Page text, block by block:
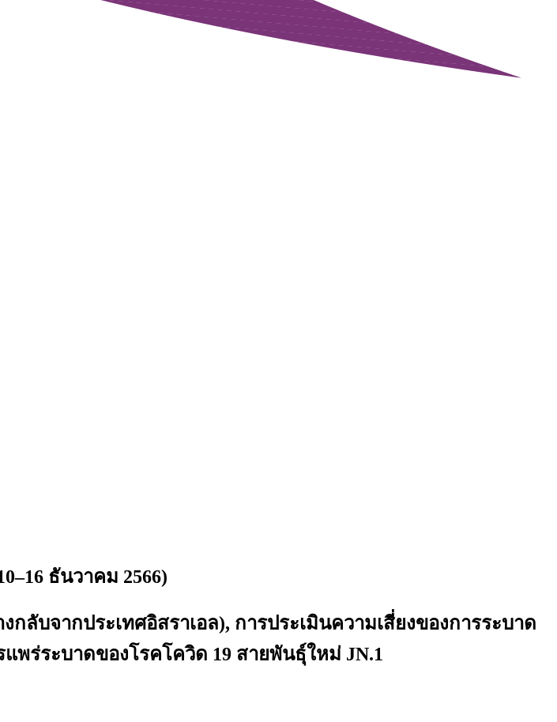
ธันวาคม 2566)
ลับจากประเทศอิสราเอล), การประเมินความเสี่ยงของการระบาด
พร่ระบาดของโรคโควิด 19 สายพันธุ์ใหม่ JN.1